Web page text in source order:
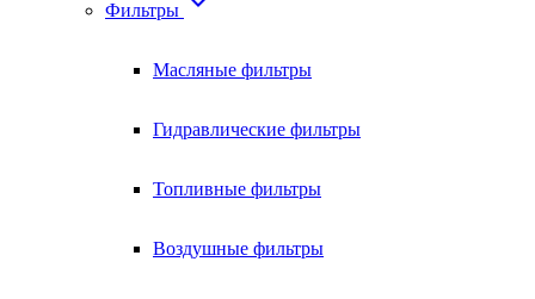
Фильтры
Масляные фильтры
Гидравлические фильтры
Топливные фильтры
Воздушные фильтры